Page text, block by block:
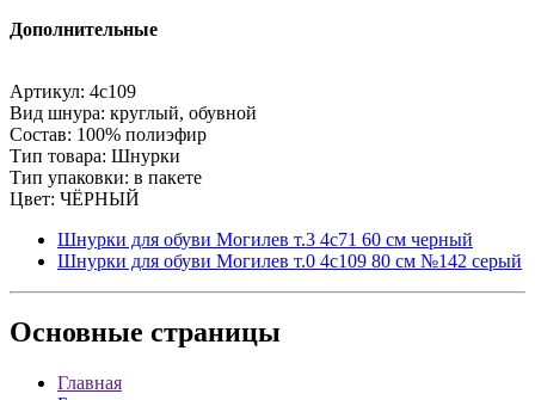
Дополнительные
Артикул: 4с109
Вид шнура: круглый, обувной
Состав: 100% полиэфир
Тип товара: Шнурки
Тип упаковки: в пакете
Цвет: ЧЁРНЫЙ
Шнурки для обуви Могилев т.3 4с71 60 см черный
Шнурки для обуви Могилев т.0 4с109 80 см №142 серый
Основные страницы
Главная